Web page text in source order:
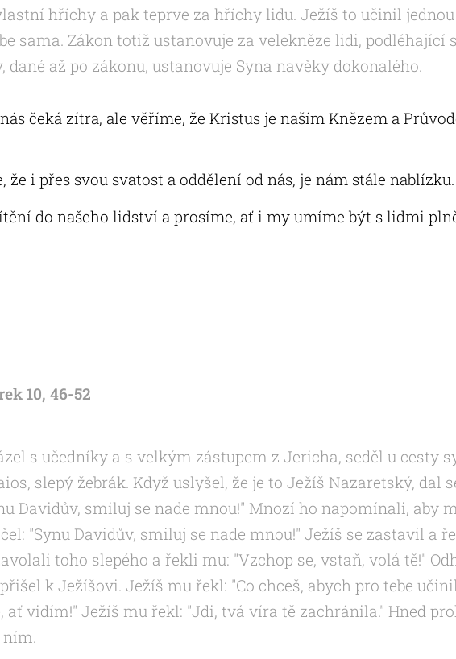
hříchy a pak teprve za hříchy lidu. Ježíš to učinil
sama. Zákon totiž ustanovuje za velekněze lidi, podléhající
dané až po zákonu, ustanovuje Syna navěky dokonalého.
čeká zítra, ale věříme, že Kristus je naším Knězem a
že i přes svou svatost a oddělení od nás, je nám stále nablízku.
do našeho lidství a prosíme, ať i my umíme být s lidmi
10, 46-52
s učedníky a s velkým zástupem z Jericha, seděl u cesty
slepý žebrák. Když uslyšel, že je to Ježíš Nazaretský, dal
Davidův, smiluj se nade mnou!" Mnozí ho napomínali, aby
"Synu Davidův, smiluj se nade mnou!" Ježíš se zastavil a
toho slepého a řekli mu: "Vzchop se, vstaň, volá tě!"
k Ježíšovi. Ježíš mu řekl: "Co chceš, abych pro tebe
ať vidím!" Ježíš mu řekl: "Jdi, tvá víra tě zachránila." Hned
ním.